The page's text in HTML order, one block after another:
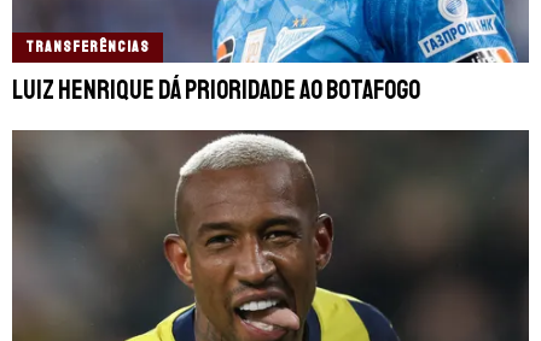
TRANSFERÊNCIAS
Luiz Henrique dá prioridade ao Botafogo